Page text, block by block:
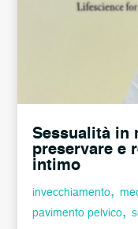
Sessualità in
preservare e
intimo
invecchiamento,
pavimento pelvico,